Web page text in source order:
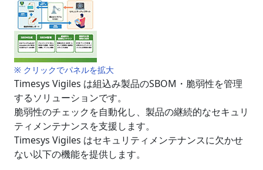
※ クリックでパネルを拡大
Timesys Vigiles は組込み製品のSBOM・脆弱性を管理
するソリューションです。
脆弱性のチェックを自動化し、製品の継続的なセキュリ
ティメンテナンスを支援します。
Timesys Vigiles はセキュリティメンテナンスに欠かせ
ない以下の機能を提供します。